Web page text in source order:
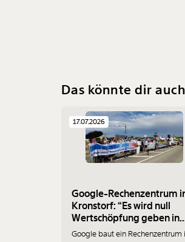
Das könnte dir
17.07.2026
Google-Rechenzentrum
Kronstorf: “Es wird null
Wertschöpfung geben in
Österreich”
Google baut ein Rechenzentrum